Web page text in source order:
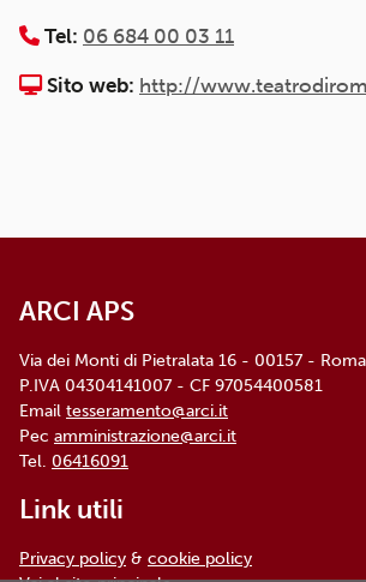
Tel: 06 684 00 03 11
Sito web: http://
ARCI APS
Via dei Monti di Pietralata 16 - 00157 - Roma
P.IVA 04304141007 - CF 97054400581
Email tesseramento@arci.it
Pec amministrazione@arci.it
Tel. 06416091
Link utili
Privacy policy & cookie policy